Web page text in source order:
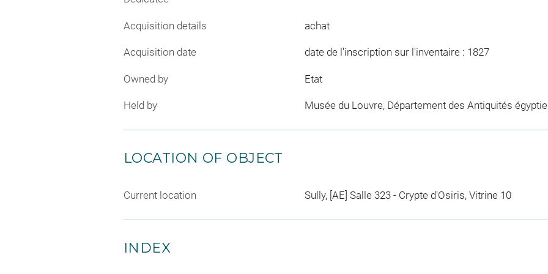
Acquisition details achat
Acquisition date date de l'inscription sur l'inventaire : 1827
Owned by Etat
Held by Musée du Louvre, Département des Antiquités
LOCATION OF OBJECT
Current location Sully, [AE] Salle 323 - Crypte d'Osiris, Vitrine 10
INDEX